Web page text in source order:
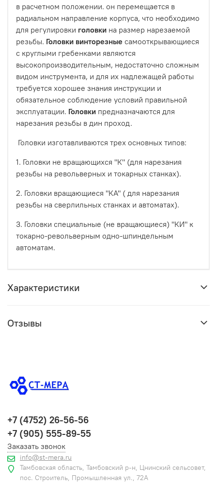
в расчетном положении. он перемещается в
радиальном направление корпуса, что необходимо
для регулировки головки на размер нарезаемой
резьбы. Головки винторезные самооткрывающиеся
с круглыми гребенками являются
высокопроизводительным, недостаточно сложным
видом инструмента, и для их надлежащей работы
требуется хорошее знания инструкции и
обязательное соблюдение условий правильной
эксплуатации. Головки предназначаются для
нарезания резьбы в дин проход.
Головки изготавливаются трех основных типов:
1. Головки не вращающихся "К" (для нарезания
резьбы на револьверных и токарных станках).
2. Головки вращающиеся "КА" ( для нарезания
резьбы на сверлильных станках и автоматах).
3. Головки специальные (не вращающиеся) "КИ" к
токарно-револьверным одно-шпиндельным
автоматам.
Характеристики
Отзывы
+7 (4752) 26-56-56
+7 (905) 555-89-55
Заказать звонок
info@st-mera.ru
Тамбовская область, Тамбовский р-н, Цнинский сельсовет,
пос. Строитель, Промышленная ул., 72А